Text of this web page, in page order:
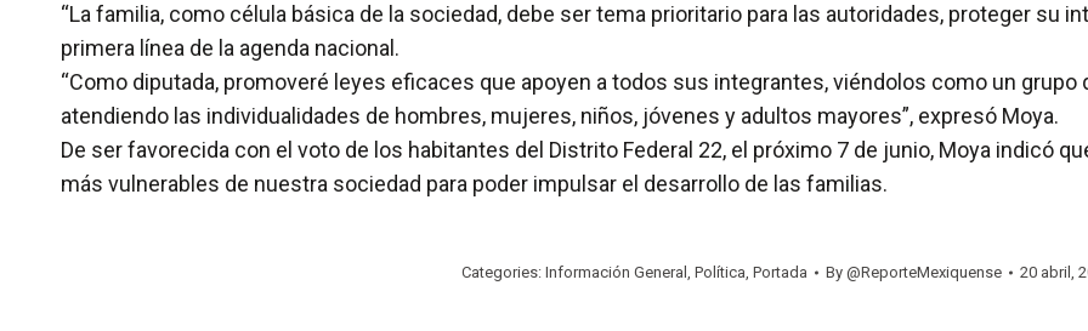
“La familia, como célula básica de la sociedad, debe ser tema prioritario para las autoridades, proteger su
primera línea de la agenda nacional.
“Como diputada, promoveré leyes eficaces que apoyen a todos sus integrantes, viéndolos como un
atendiendo las individualidades de hombres, mujeres, niños, jóvenes y adultos mayores”, expresó Moya.
De ser favorecida con el voto de los habitantes del Distrito Federal 22, el próximo 7 de junio, Moya indicó
más vulnerables de nuestra sociedad para poder impulsar el desarrollo de las familias.
Categories: Información General , Política, Portada By @ReporteMexiquense 20 abril,